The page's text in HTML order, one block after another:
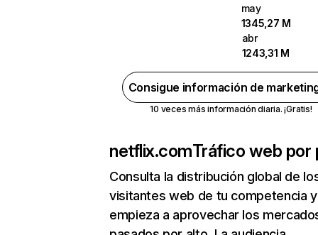
may
1345,27 M
abr
1243,31 M
Consigue información de
10 veces más información diaria. ¡Gratis!
netflix.comTráfico web por
Consulta la distribución global de
visitantes web de tu competencia y
empieza a aprovechar los